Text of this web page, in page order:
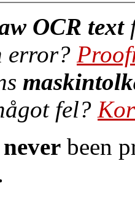
OCR text
error?
fel?
never been